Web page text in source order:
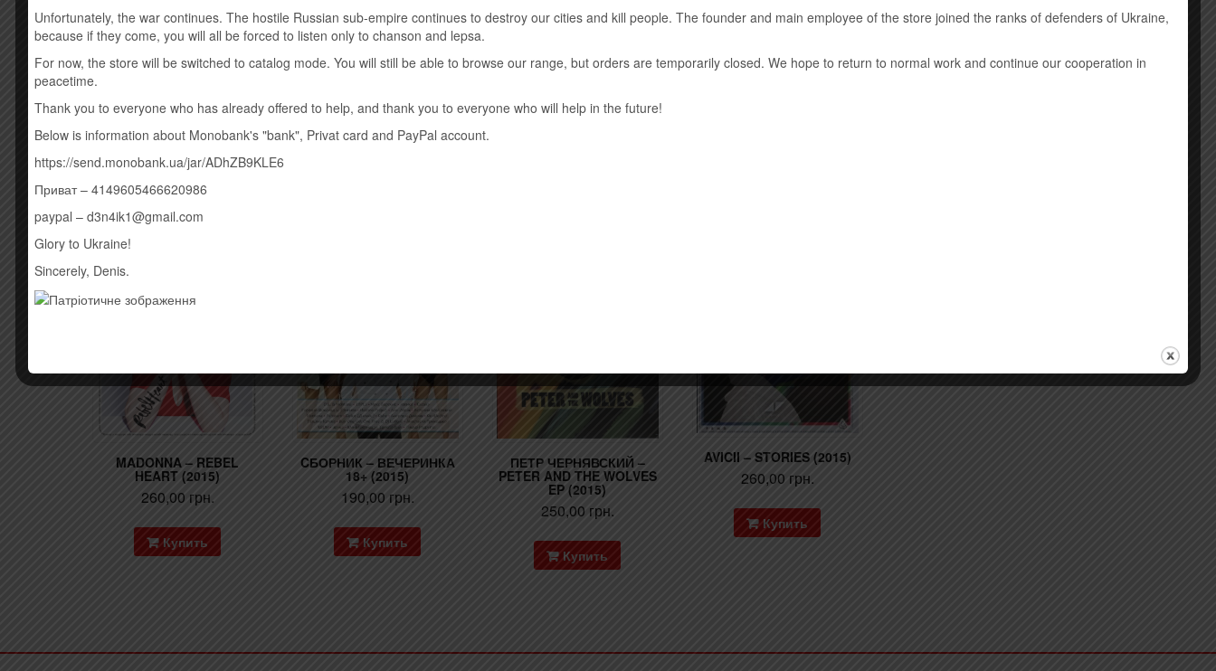
2 Help Yourself 3:14
3 All My Love 3:06
4 Down Came The Rain 3:29
5 Losing You 3:36
6 One More Time 3:28
7 Sci-Fi Woman 3:06
8 Goin’ Out On Me 3:09
9 Time Of Our Life 3:10
10 Songbird 3:08
Штрихкод: 190759871027
Похожие товары
MADONNA – REBEL
HEART (2015)
260,00 грн.
Купить
CБОРНИК – ВЕЧЕРИНКА
18+ (2015)
190,00 грн.
Купить
ПЕТР ЧЕРНЯВСКИЙ –
PETER AND THE WOLVES
EP (2015)
250,00 грн.
Купить
AVICII – STORIES (2015)
260,00 грн.
Купить
Unfortunately, the war continues. The hostile Russian sub-empire continues to destroy our cities and kill people. The founder and main employee of the store joined the ranks of defenders of Ukraine,
because if they come, you will all be forced to listen only to chanson and lepsa.
For now, the store will be switched to catalog mode. You will still be able to browse our range, but orders are temporarily closed. We hope to return to normal work and continue our cooperation in
peacetime.
Thank you to everyone who has already offered to help, and thank you to everyone who will help in the future!
Below is information about Monobank's "bank", Privat card and PayPal account.
https://send.monobank.ua/jar/ADhZB9KLE6
Приват – 4149605466620986
paypal – d3n4ik1@gmail.com
Glory to Ukraine!
Sincerely, Denis.